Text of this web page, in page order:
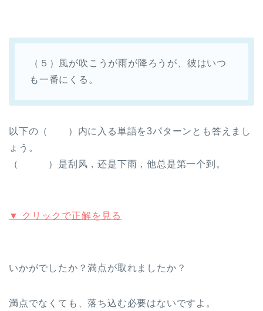
（５）風が吹こうが雨が降ろうが、彼はいつ
も一番にくる。
以下の（ ）内に入る単語を3パターンとも答えまし
ょう 。
（ ）是刮风，还是下雨，他总是第一个到。
▼ クリックで正解を見る
いかがでしたか？満点が取れましたか？
満点でなくても、落ち込む必要はないですよ。